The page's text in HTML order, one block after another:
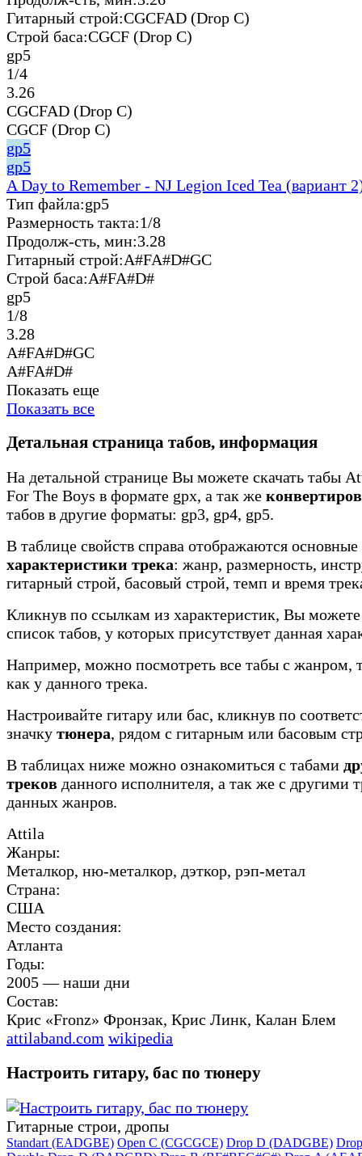
Гитарный строй:CGCFAD (Drop C)
Строй баса:CGCF (Drop C)
gp5
1/4
3.26
CGCFAD (Drop C)
CGCF (Drop C)
gp5
gp5
A Day to Remember - NJ Legion Iced Tea (вариант
Тип файла:gp5
Размерность такта:1/8
Продолж-сть, мин:3.28
Гитарный строй:A#FA#D#GC
Строй баса:A#FA#D#
gp5
1/8
3.28
A#FA#D#GC
A#FA#D#
Показать еще
Показать все
Детальная страница табов, информация
На детальной странице Вы можете скачать табы
For The Boys в формате gpx, а так же
табов в другие форматы: gp3, gp4, gp5.
В таблице свойств справа отображаются основные
характеристики трека: жанр, размерность,
гитарный строй, басовый строй, темп и время
Кликнув по ссылкам из характеристик, Вы
список табов, у которых присутствует данная
Например, можно посмотреть все табы с жанром,
как у данного трека.
Настроивайте гитару или бас, кликнув по
значку тюнера, рядом с гитарным или басовым
В таблицах ниже можно ознакомиться с табами
треков данного исполнителя, а так же с другими
данных жанров.
Attila
Жанры:
Металкор, ню-металкор, дэткор, рэп-метал
Страна:
США
Место создания:
Атланта
Годы:
2005 — наши дни
Состав:
Крис «Fronz» Фронзак, Крис Линк, Калан Блем
attilaband.com wikipedia
Настроить гитару, бас по тюнеру
Гитарные строи, дропы
Standart (EADGBE) Open C (CGCGCE) Drop D (DADGBE)